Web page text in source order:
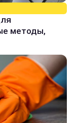
методы,